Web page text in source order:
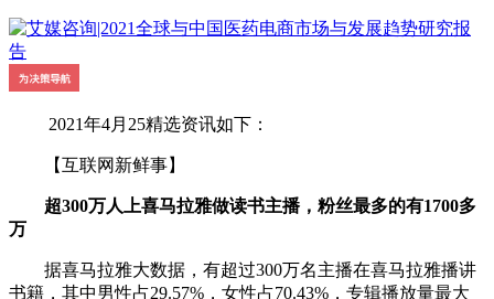
2021年4月25精选资讯如下：
【互联网新鲜事】
超300万人上喜马拉雅做读书主播，粉丝最多的有1700多
万
据喜马拉雅大数据，有超过300万名主播在喜马拉雅播讲
书籍，其中男性占29.57%，女性占70.43%，专辑播放量最大